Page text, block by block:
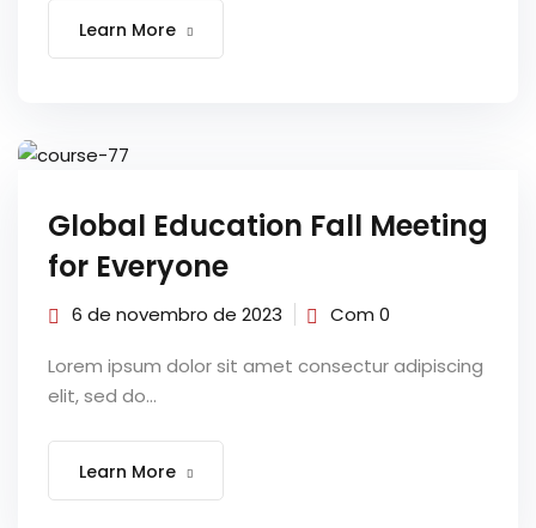
Learn More
Global Education Fall Meeting
for Everyone
6 de novembro de 2023 Com 0
Lorem ipsum dolor sit amet consectur adipiscing
elit, sed do...
Learn More